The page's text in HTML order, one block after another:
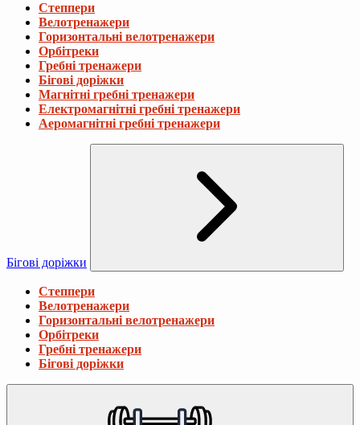
Степпери
Велотренажери
Горизонтальні велотренажери
Орбітреки
Гребні тренажери
Бігові доріжки
Магнітні гребні тренажери
Електромагнітні гребні тренажери
Аеромагнітні гребні тренажери
Бігові доріжки
Степпери
Велотренажери
Горизонтальні велотренажери
Орбітреки
Гребні тренажери
Бігові доріжки